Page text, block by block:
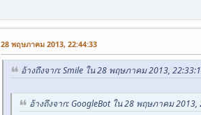
28 พฤษภาคม 2013, 22:44:33
อ้างถึงจาก: Smile ใน 28 พฤษภาคม 2013,
อ้างถึงจาก: GoogleBot ใน 28 พฤษภาคม 2013,